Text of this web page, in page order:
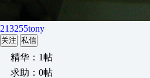
213255tony
关注 私信
精华：1帖
求助：0帖